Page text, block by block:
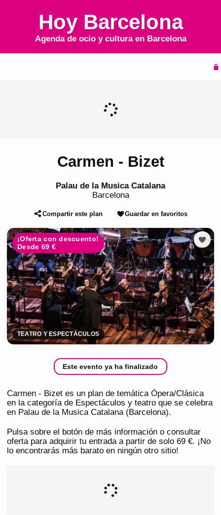
Hoy Barcelona
Agenda de ocio y cultura en Barcelona
Carmen - Bizet
Palau de la Musica Catalana
Barcelona
Compartir este plan Guardar en favoritos
¡Oferta con descuento!
Desde 69 €
TEATRO Y ESPECTÁCULOS
Este evento ya ha finalizado
Carmen - Bizet es un plan de temática Ópera/Clásica
en la categoría de Espectáculos y teatro que se celebra
en Palau de la Musica Catalana (Barcelona).
Pulsa sobre el botón de más información o consultar
oferta para adquirir tu entrada a partir de solo 69 €. ¡No
lo encontrarás más barato en ningún otro sitio!